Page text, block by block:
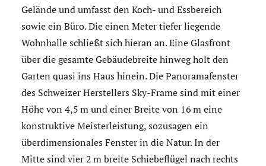
Gelände und umfasst den Koch- und Essbereich
sowie ein Büro. Die einen Meter tiefer liegende
Wohnhalle schließt sich hieran an. Eine Glasfront
über die gesamte Gebäudebreite hinweg holt den
Garten quasi ins Haus hinein. Die Panoramafenster
des Schweizer Herstellers Sky-Frame sind mit einer
Höhe von 4,5 m und einer Breite von 16 m eine
konstruktive Meisterleistung, sozusagen ein
überdimensionales Fenster in die Natur. In der
Mitte sind vier 2 m breite Schiebeflügel nach rechts